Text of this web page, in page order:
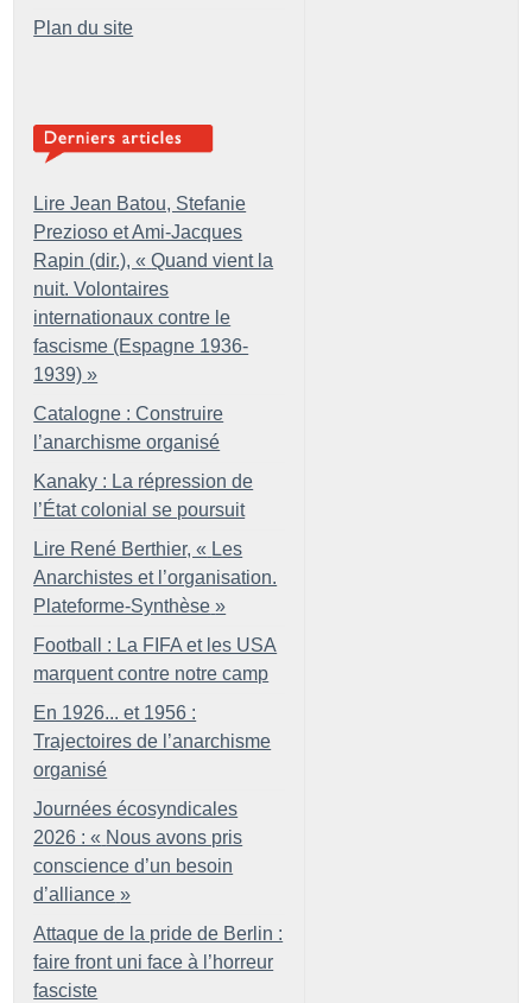
Plan du site
Lire Jean Batou, Stefanie
Prezioso et Ami-Jacques
Rapin (dir.), « Quand vient la
nuit. Volontaires
internationaux contre le
fascisme (Espagne 1936-
1939) »
Catalogne : Construire
l’anarchisme organisé
Kanaky : La répression de
l’État colonial se poursuit
Lire René Berthier, « Les
Anarchistes et l’organisation.
Plateforme-Synthèse »
Football : La FIFA et les USA
marquent contre notre camp
En 1926... et 1956 :
Trajectoires de l’anarchisme
organisé
Journées écosyndicales
2026 : « Nous avons pris
conscience d’un besoin
d’alliance »
Attaque de la pride de Berlin :
faire front uni face à l’horreur
fasciste